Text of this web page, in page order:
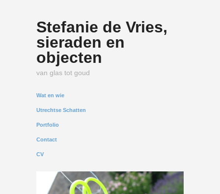
Stefanie de Vries,
sieraden en
objecten
van glas tot goud
Wat en wie
Utrechtse Schatten
Portfolio
Contact
CV